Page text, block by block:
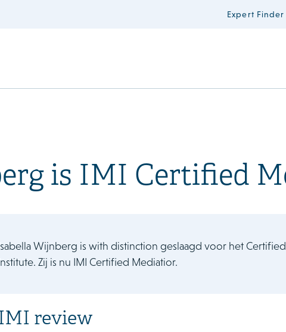
Expert Finder
is IMI Certified
Wijnberg is with distinction geslaagd voor het
Zij is nu IMI Certified Mediatior.
review